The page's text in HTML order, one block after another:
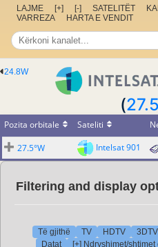
LAJME [+] [-] SATELITËT
VARREZA
HARTA E VENDIT
24.8W
(
Pozita orbitale Sateliti
27.5°W
Intelsat 901
Filtering and display
Të gjithë TV HDTV 3DTV
Datat
[+] Ndryshimet/shtimet